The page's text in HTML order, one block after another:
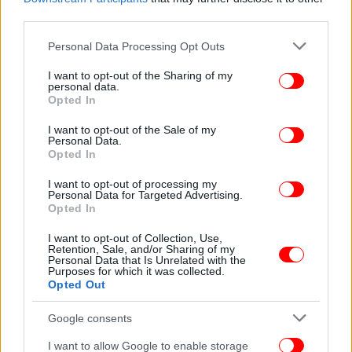
Please note that this website/app uses one or more Google
not limited to your visit or usage behaviour. You may click to
grant or deny consent to Google and its third-party tags to
use your data for below specified purposes in below Google
consent section.
Personal Data Processing Opt Outs
I want to opt-out of the Sharing of my
personal data.
Opted In
I want to opt-out of the Sale of my
Personal Data.
Opted In
I want to opt-out of processing my
Personal Data for Targeted Advertising.
Opted In
I want to opt-out of Collection, Use,
Retention, Sale, and/or Sharing of my
Personal Data that Is Unrelated with the
Purposes for which it was collected.
Opted Out
Google consents
I want to allow Google to enable storage
ΠΕΡΙΣΣΟΤΕΡΑ ΒΙΝΤΕΟ
πρώτοι όλες τις ειδήσεις
Δείτε όλες τις τελευταίες
ΔΙΑΒΑΣΤΕ ΠΕΡΙΣΣΟΤΕΡΑ